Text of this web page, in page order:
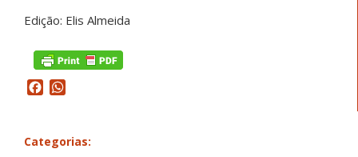
Edição: Elis Almeida
Facebook
Categorias: